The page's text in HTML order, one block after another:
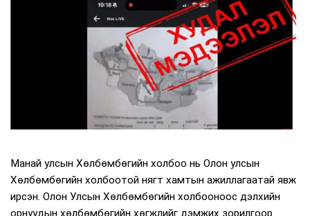
Манай улсын Хөлбөмбөгийн холбоо нь Олон улсын
Хөлбөмбөгийн холбоотой нягт хамтын ажиллагаатай явж
ирсэн. Олон Улсын Хөлбөмбөгийн холбооноос дэлхийн
орнуудын хөлбөмбөгийн хөгжлийг дэмжих зорилгоор